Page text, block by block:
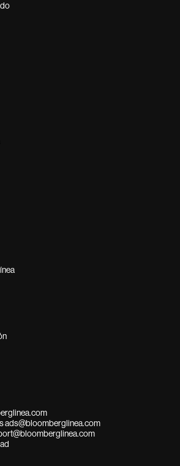
ads@bloomberglinea.com